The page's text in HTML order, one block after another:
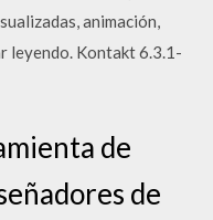
animación,
leyendo. Kontakt 6.3.1-
de
de